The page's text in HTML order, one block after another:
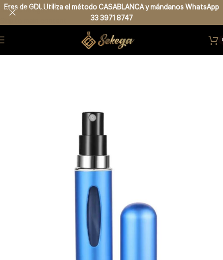
Skip to navigation
Eres de GDL Utiliza el método CASABLANCAymándanosWhatsApp
33 3971 8747